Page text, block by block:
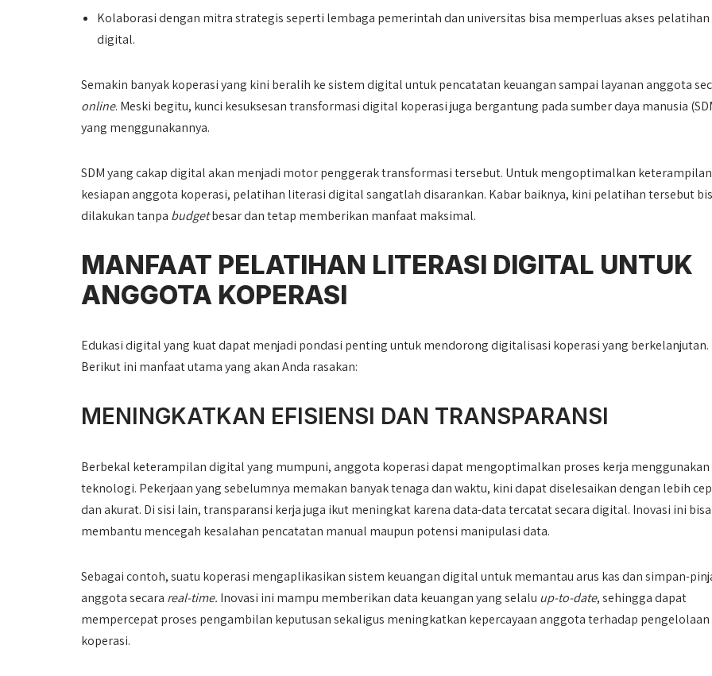
Kolaborasi dengan mitra strategis seperti lembaga pemerintah dan universitas bisa memperluas akses pelatihan
digital.
Semakin banyak koperasi yang kini beralih ke sistem digital untuk pencatatan keuangan sampai layanan anggota
online. Meski begitu, kunci kesuksesan transformasi digital koperasi juga bergantung pada sumber daya manusia
yang menggunakannya.
SDM yang cakap digital akan menjadi motor penggerak transformasi tersebut. Untuk mengoptimalkan
kesiapan anggota koperasi, pelatihan literasi digital sangatlah disarankan. Kabar baiknya, kini pelatihan tersebut
dilakukan tanpa budgetbesar dan tetap memberikan manfaat maksimal.
MANFAAT PELATIHAN LITERASI DIGITAL UNTUK
ANGGOTA KOPERASI
Edukasi digital yang kuat dapat menjadi pondasi penting untuk mendorong digitalisasi koperasi yang berkelanjutan.
Berikut ini manfaat utama yang akan Anda rasakan:
MENINGKATKAN EFISIENSI DAN TRANSPARANSI
Berbekal keterampilan digital yang mumpuni, anggota koperasi dapat mengoptimalkan proses kerja menggunakan
teknologi. Pekerjaan yang sebelumnya memakan banyak tenaga dan waktu, kini dapat diselesaikan dengan lebih
dan akurat. Di sisi lain, transparansi kerja juga ikut meningkat karena data-data tercatat secara digital. Inovasi ini bisa
membantu mencegah kesalahan pencatatan manual maupun potensi manipulasi data.
Sebagai contoh, suatu koperasi mengaplikasikan sistem keuangan digital untuk memantau arus kas dan simpan-
anggota secara real-time. Inovasi ini mampu memberikan data keuangan yang selalu up-to-date, sehingga dapat
mempercepat proses pengambilan keputusan sekaligus meningkatkan kepercayaan anggota terhadap pengelolaan
koperasi.